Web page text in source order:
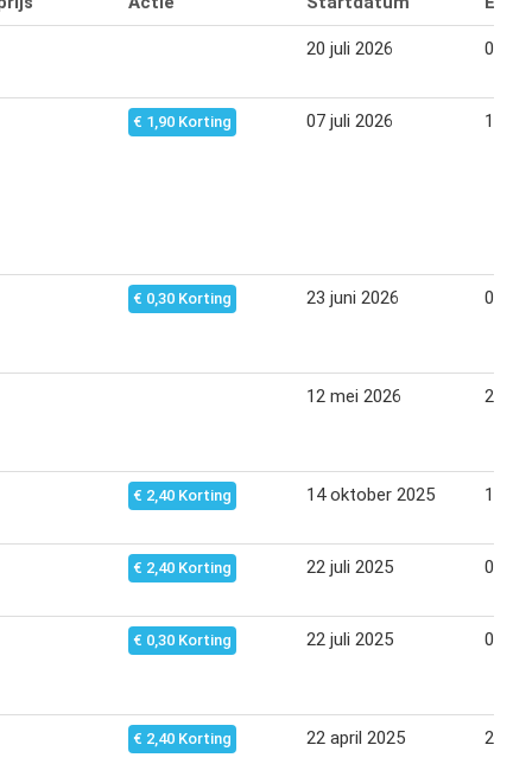
20 juli 2026 02
€ 1,90 Korting 07 juli 2026 19
€ 0,30 Korting 23 juni 2026 05
12 mei 2026 24
€ 2,40 Korting 14 oktober 2025 19
€ 2,40 Korting 22 juli 2025 03
€ 0,30 Korting 22 juli 2025 03
€ 2,40 Korting 22 april 2025 27